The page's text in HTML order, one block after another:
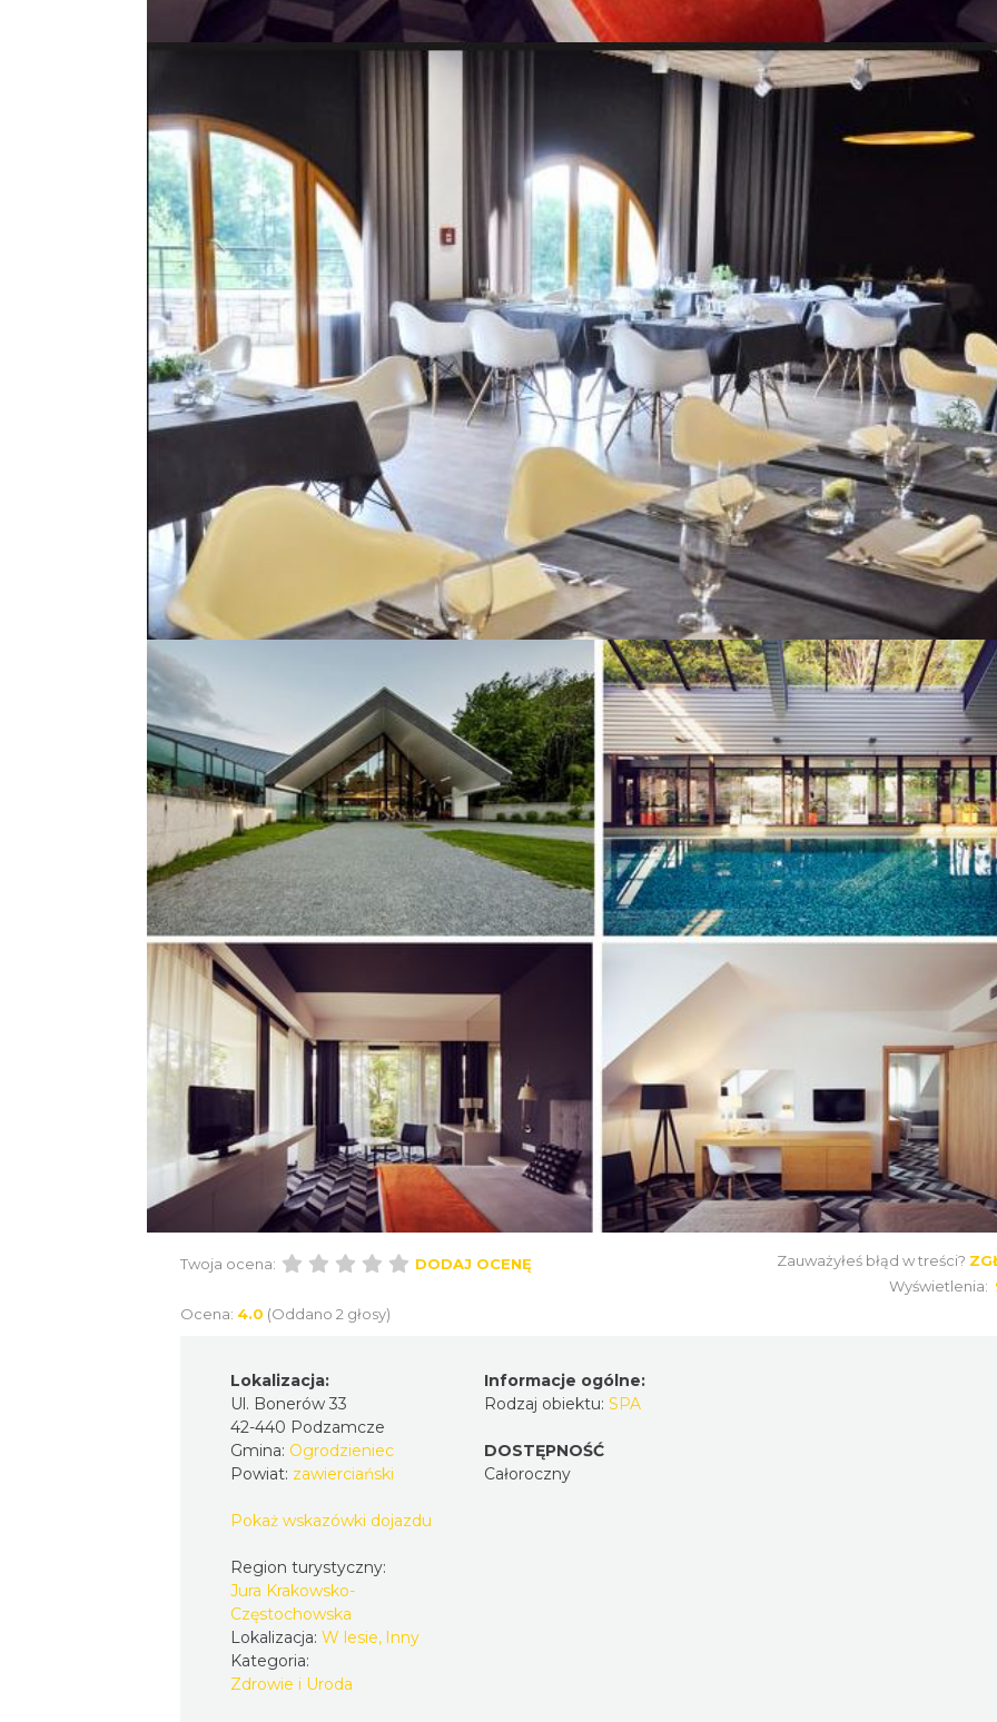
Twoja ocena: DODAJ OCENĘ
Ocena: 4.0 (Oddano 2 głosy)
Zauważyłeś błąd w treści?
Wyświetlenia:
Lokalizacja:
Ul. Bonerów 33
42-440 Podzamcze
Gmina: Ogrodzieniec
Powiat: zawierciański
Pokaż wskazówki dojazdu
Region turystyczny:
Jura Krakowsko-
Częstochowska
Lokalizacja: W lesie, Inny
Kategoria:
Zdrowie i Uroda
Informacje ogólne:
Rodzaj obiektu: SPA
DOSTĘPNOŚĆ
Całoroczny